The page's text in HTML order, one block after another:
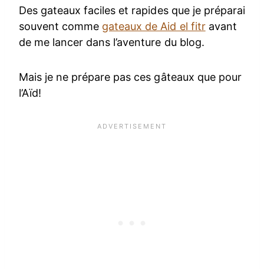
Des gateaux faciles et rapides que je préparai
souvent comme gateaux de Aid el fitravant
de me lancer dans l’aventure du blog.
Mais je ne prépare pas ces gâteaux que pour
l’Aïd!